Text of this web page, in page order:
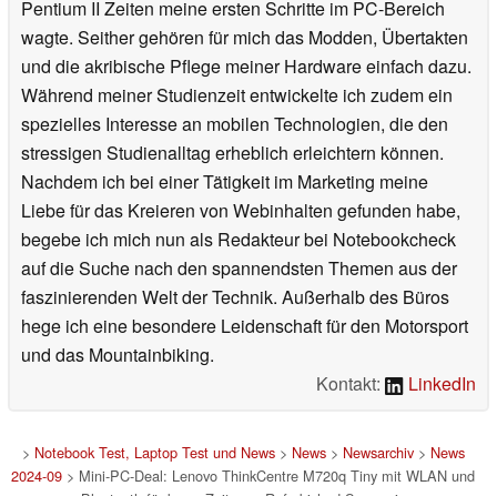
Pentium II Zeiten meine ersten Schritte im PC-Bereich
wagte. Seither gehören für mich das Modden, Übertakten
und die akribische Pflege meiner Hardware einfach dazu.
Während meiner Studienzeit entwickelte ich zudem ein
spezielles Interesse an mobilen Technologien, die den
stressigen Studienalltag erheblich erleichtern können.
Nachdem ich bei einer Tätigkeit im Marketing meine
Liebe für das Kreieren von Webinhalten gefunden habe,
begebe ich mich nun als Redakteur bei Notebookcheck
auf die Suche nach den spannendsten Themen aus der
faszinierenden Welt der Technik. Außerhalb des Büros
hege ich eine besondere Leidenschaft für den Motorsport
und das Mountainbiking.
Kontakt:
LinkedIn
> Notebook Test, Laptop Test und News> News> Newsarchiv> News
2024-09 > Mini-PC-Deal: Lenovo ThinkCentre M720q Tiny mit WLAN und